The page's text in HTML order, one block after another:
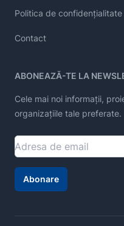
Politica de confidențialitate
Contact
ABONEAZĂ-TE LA
Cele mai noi informații,
organizațiile tale preferate.
Abonare